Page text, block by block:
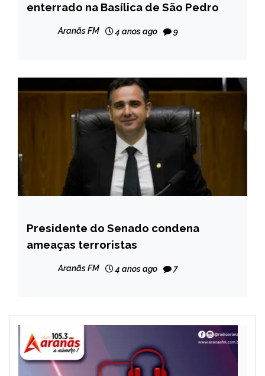
NOTÍCIAS
enterrado na Basílica de São Pedro
Aranãs FM 4 anos ago 9
BRASIL
NOTÍCIAS
Presidente do Senado condena
ameaças terroristas
Aranãs FM 4 anos ago 7